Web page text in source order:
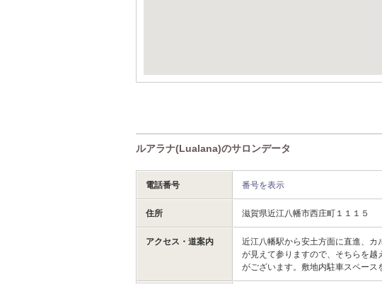
ルアラナ(Lualana)のサロンデータ
電話番号 番号を表示
住所 滋賀県近江八幡市西庄町１１１５
アクセス・道案内
近江八幡駅から安土方面に直進、カ
が見えて参りますので、そちらを
がございます。敷地内駐車スペース